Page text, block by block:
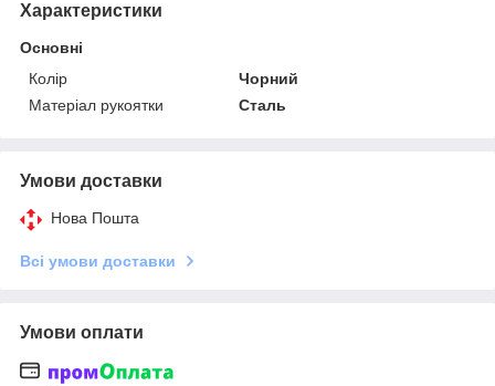
Характеристики
Основні
Колір
Чорний
Матеріал рукоятки
Сталь
Умови доставки
Нова Пошта
Всі умови доставки
Умови оплати